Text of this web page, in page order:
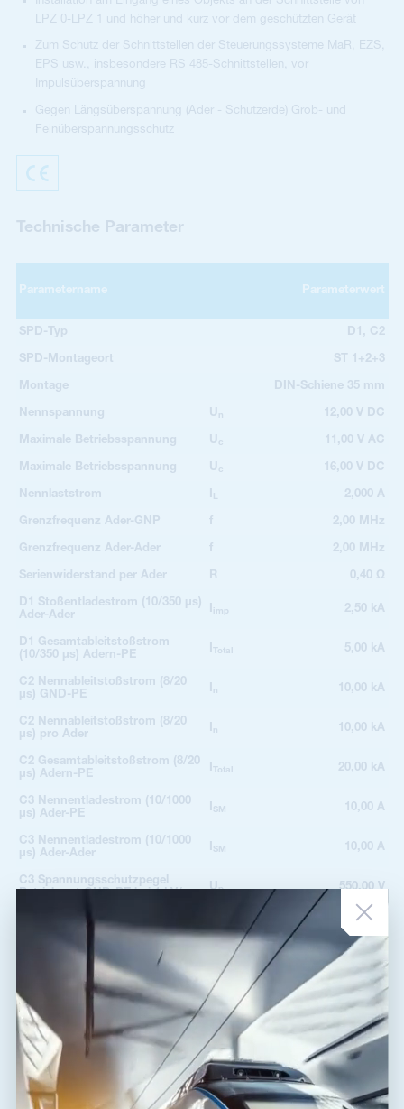
LPZ 0-LPZ 1 und höher und kurz vor dem geschützten Gerät
Zum Schutz der Schnittstellen der Steuerungssysteme MaR, EZS,
EPS usw., insbesondere RS 485-Schnittstellen, vor
Impulsüberspannung
Gegen Längsüberspannung (Ader - Schutzerde) Grob- und
Feinüberspannungsschutz
Technische Parameter
Parametername Parameterwert
SPD-Typ D1, C2
SPD-Montageort ST 1+2+3
Montage DIN-Schiene 35 mm
Nennspannung U n 12,00 V DC
Maximale Betriebsspannung U c 11,00 V AC
Maximale Betriebsspannung U c 16,00 V DC
Nennlaststrom L 2,000 A
Grenzfrequenz Ader-GNP f 2,00 MHz
Grenzfrequenz Ader-Ader f 2,00 MHz
Serienwiderstand per Ader R 0,40 Ω
D1 Stoßentladestrom (10/350 µs)
Ader-Ader
imp 2,50 kA
D1 Gesamtableitstoßstrom
(10/350 µs) Adern-PE
Total 5,00 kA
C2 Nennableitstoßstrom (8/20
µs) GND-PE
n 10,00 kA
C2 Nennableitstoßstrom (8/20
µs) pro Ader
n 10,00 kA
C2 Gesamtableitstoßstrom (8/20
µs) Adern-PE
Total 20,00 kA
C3 Nennentladestrom (10/1000
µs) Ader-PE
SM 10,00 A
C3 Nennentladestrom (10/1000
µs) Ader-Ader
SM 10,00 A
C3 Spannungsschutzpegel
Betriebsart GND-PE bei 1 kV/µs
Up 550,00 V
C3 Spannungsschutzpegel
Betriebsart Ader-GND bei 1 kV/
Up 22,00 V
Ansprechzeit Ader-GND 1 ns
Ansprechzeit GND-PE 100 ns
Anschluss (Ein-/Ausgang) Klemmen-Klemmen
Min. Querschnitt für Seil 0,14 mm
Max. Querschnitt für Seil 4,00 mm
2